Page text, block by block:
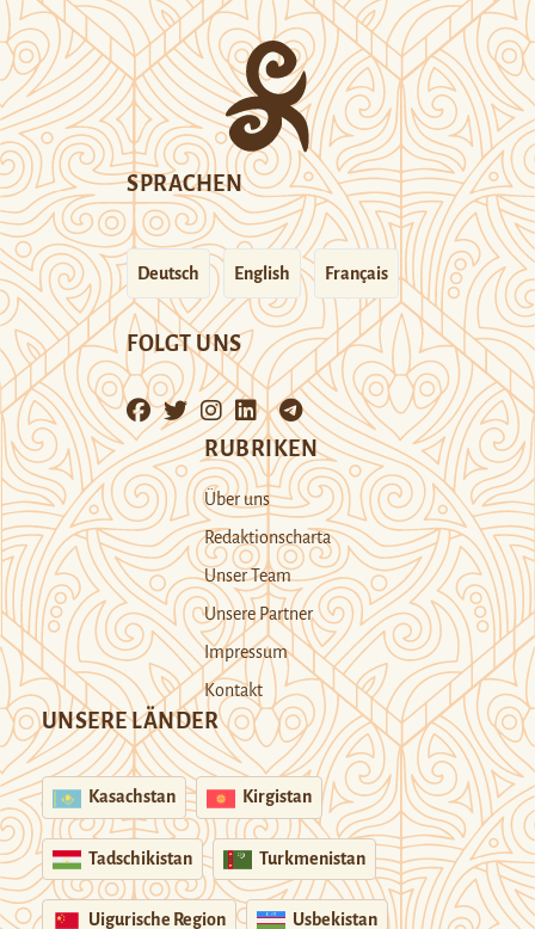
SPRACHEN
Deutsch English Français
FOLGT UNS
RUBRIKEN
Über uns
Redaktionscharta
Unser Team
Unsere Partner
Impressum
Kontakt
UNSERE LÄNDER
Kasachstan Kirgistan
Tadschikistan Turkmenistan
Uigurische Region Usbekistan